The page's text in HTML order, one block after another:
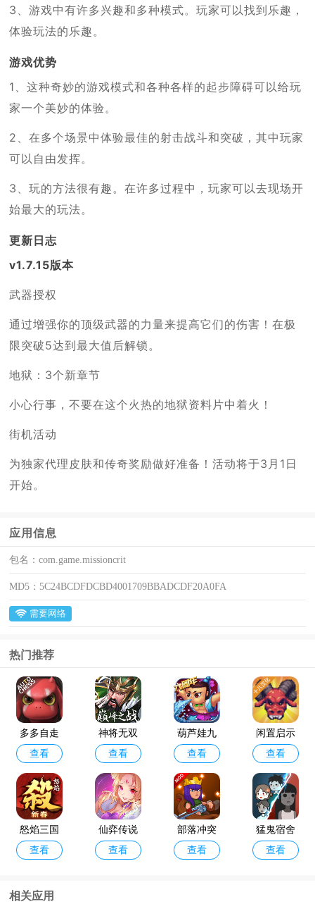
3、游戏中有许多兴趣和多种模式。玩家可以找到乐趣，
体验玩法的乐趣。
游戏优势
1、这种奇妙的游戏模式和各种各样的起步障碍可以给玩
家一个美妙的体验。
2、在多个场景中体验最佳的射击战斗和突破，其中玩家
可以自由发挥。
3、玩的方法很有趣。在许多过程中，玩家可以去现场开
始最大的玩法。
更新日志
v1.7.15版本
武器授权
通过增强你的顶级武器的力量来提高它们的伤害！在极
限突破5达到最大值后解锁。
地狱：3个新章节
小心行事，不要在这个火热的地狱资料片中着火！
街机活动
为独家代理皮肤和传奇奖励做好准备！活动将于3月1日
开始。
应用信息
包名：com.game.missioncrit
MD5： 5C24BCDFDCBD4001709BBADCDF20A0FA
需要网络
热门推荐
多多自走
棋官方版
查看
神将无双
最新版
查看
葫芦娃九
游版
查看
闲置启示
录手游
查看
怒焰三国
杀oppo版
查看
仙弈传说
手游taptap
查看
部落冲突
破解版202
查看
猛鬼宿舍
最新版破
查看
相关应用